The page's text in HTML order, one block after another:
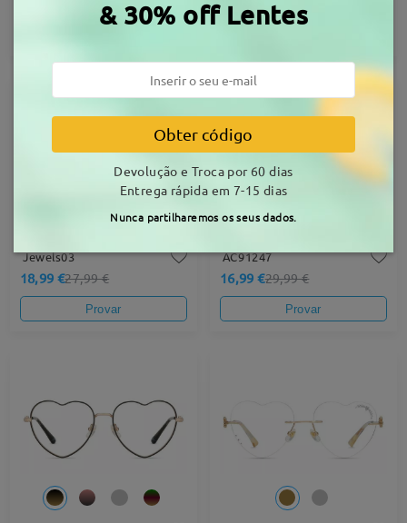
-32%
Jewels03
18,99 €27,99 €
Provar
-43%
AC91247
16,99 €29,99 €
Provar
& 30% off Lentes
Obter código
Devolução e Troca por 60 dias
Entrega rápida em 7-15 dias
Nunca partilharemos os seus dados.